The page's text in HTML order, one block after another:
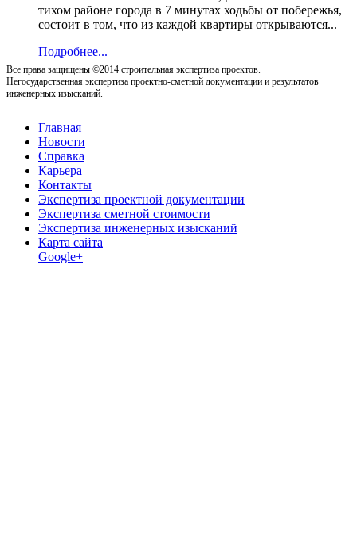
тихом районе города в 7 минутах ходьбы от побережья,
состоит в том, что из каждой квартиры открываются...
Подробнее...
Все права защищены ©2014 строительная экспертиза проектов.
Негосударственная экспертиза проектно-сметной документации и результатов
инженерных изысканий.
Главная
Новости
Справка
Карьера
Контакты
Экспертиза проектной документации
Экспертиза сметной стоимости
Экспертиза инженерных изысканий
Карта сайта
Google+